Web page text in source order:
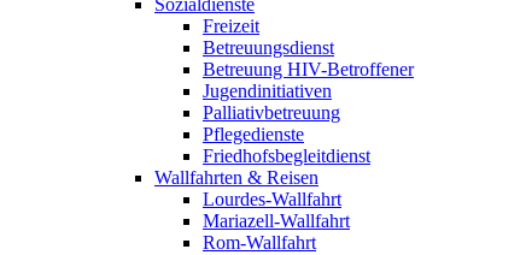
Sozialdienste
Freizeit
Betreuungsdienst
Betreuung HIV-Betroffener
Jugendinitiativen
Palliativbetreuung
Pflegedienste
Friedhofsbegleitdienst
Wallfahrten & Reisen
Lourdes-Wallfahrt
Mariazell-Wallfahrt
Rom-Wallfahrt